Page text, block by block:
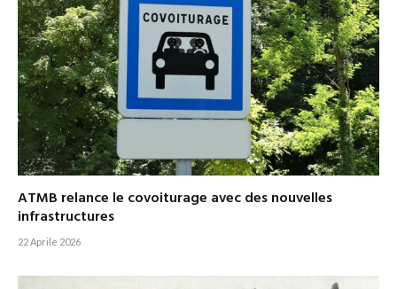
ATMB relance le covoiturage avec des nouvelles
infrastructures
22 Aprile 2026